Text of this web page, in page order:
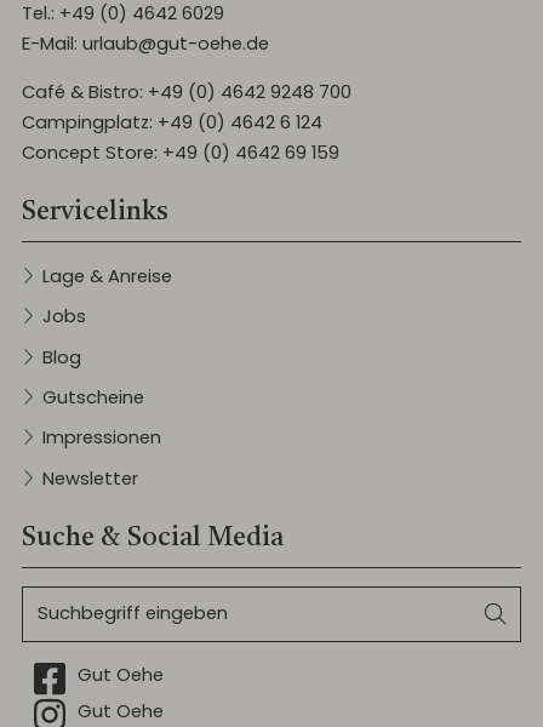
Tel.: +49 (0) 4642 6029
E-Mail:urlaub@gut-oehe.de
Café & Bistro: +49 (0) 4642 9248 700
Campingplatz: +49 (0) 4642 6 124
Concept Store: +49 (0) 4642 69 159
Servicelinks
Lage & Anreise
Jobs
Blog
Gutscheine
Impressionen
Newsletter
Suche & Social Media
FacebookGut Oehe
InstagramGut Oehe